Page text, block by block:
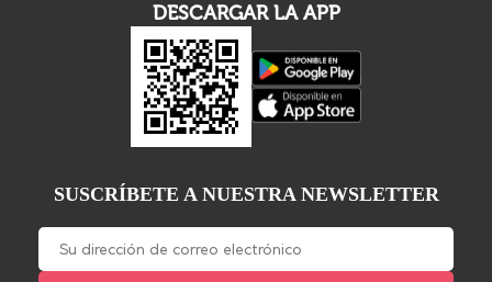
DESCARGAR LA APP
SUSCRÍBETE A NUESTRA NEWSLETTER